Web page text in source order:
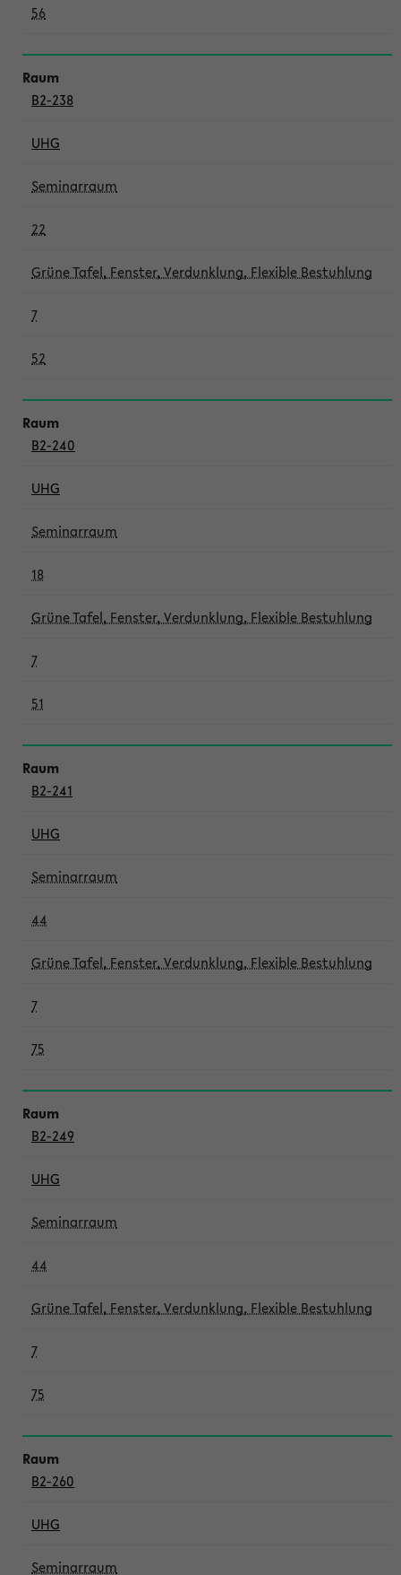
56
B2-238
UHG
Seminarraum
22
Grüne Tafel, Fenster, Verdunklung, Flexible Bestuhlung
7
52
B2-240
UHG
Seminarraum
18
Grüne Tafel, Fenster, Verdunklung, Flexible Bestuhlung
7
51
B2-241
UHG
Seminarraum
44
Grüne Tafel, Fenster, Verdunklung, Flexible Bestuhlung
7
75
B2-249
UHG
Seminarraum
44
Grüne Tafel, Fenster, Verdunklung, Flexible Bestuhlung
7
75
B2-260
UHG
Seminarraum